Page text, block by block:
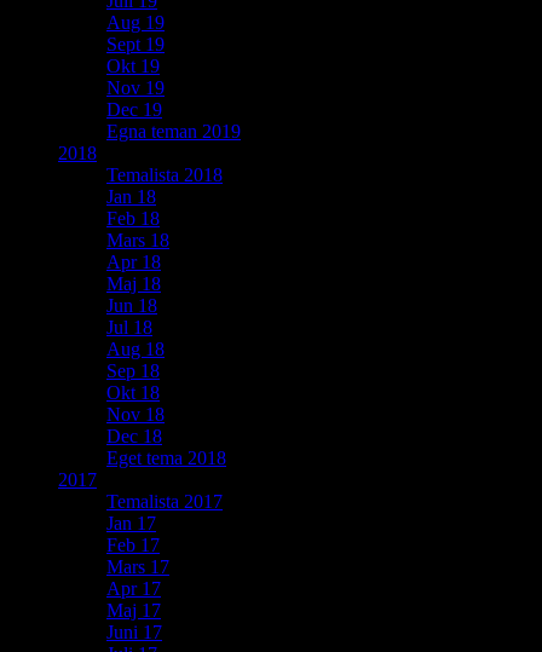
Aug 19
Sept 19
Okt 19
Nov 19
Dec 19
Egna teman 2019
2018
Temalista 2018
Jan 18
Feb 18
Mars 18
Apr 18
Maj 18
Jun 18
Jul 18
Aug 18
Sep 18
Okt 18
Nov 18
Dec 18
Eget tema 2018
2017
Temalista 2017
Jan 17
Feb 17
Mars 17
Apr 17
Maj 17
Juni 17